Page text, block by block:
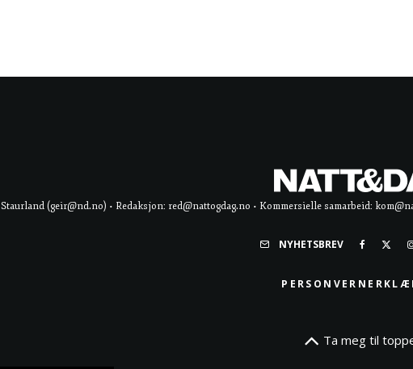
(geir@nd.no) • Redaksjon: red@nattogdag.no • Kommersielle samarbeid:
NYHETSBREV
Ta meg til